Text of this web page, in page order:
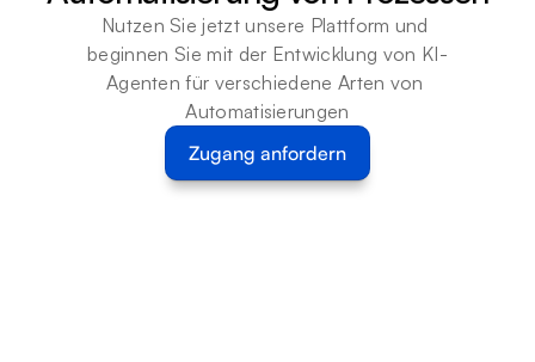
Nutzen Sie jetzt unsere Plattform und
beginnen Sie mit der Entwicklung von KI-
Agenten für verschiedene Arten von
Automatisierungen
Zugang anfordern